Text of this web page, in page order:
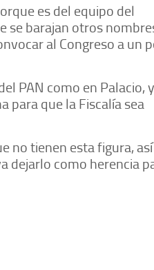
es del equipo del
se barajan otros
al Congreso a un
PAN como en Palacio,
para que la Fiscalía sea
no tienen esta figura,
dejarlo como herencia